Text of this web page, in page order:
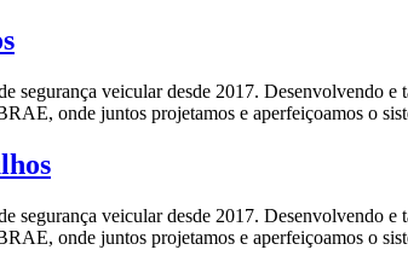
segurança veicular desde 2017.
onde juntos projetamos e aperfeiçoamos
segurança veicular desde 2017.
onde juntos projetamos e aperfeiçoamos